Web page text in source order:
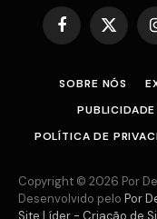
Facebook
X
SOBRE NÓS
PUBLICIDADE
POLÍTICA DE
Copyright © 2026 Por
Desenvolvido pelo Por
Site Líder - Criação de